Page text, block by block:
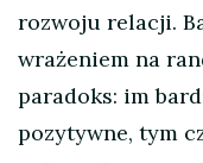
rozwoju relacji.
wrażeniem na
paradoks: im
pozytywne, tym